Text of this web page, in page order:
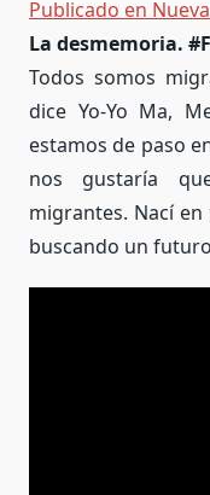
Publicado en
La desmemoria.
Todos somos
dice Yo-Yo Ma,
estamos de paso
nos gustaría
migrantes. Nací
buscando un